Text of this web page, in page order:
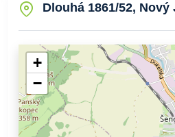
Dlouhá 1861/52, Nový
+
−